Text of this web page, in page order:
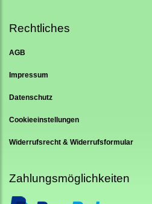
Rechtliches
AGB
Impressum
Datenschutz
Cookieeinstellungen
Widerrufsrecht & Widerrufsformular
Zahlungsmöglichkeiten